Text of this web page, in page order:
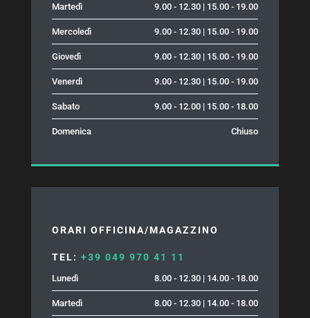
Martedì 9.00 - 12.30 | 15.00 - 19.00
Mercoledì 9.00 - 12.30 | 15.00 - 19.00
Giovedì 9.00 - 12.30 | 15.00 - 19.00
Venerdì 9.00 - 12.30 | 15.00 - 19.00
Sabato 9.00 - 12.00 | 15.00 - 18.00
Domenica Chiuso
ORARI OFFICINA/MAGAZZINO
TEL: +39 049 970 41 11
Lunedì 8.00 - 12.30 | 14.00 - 18.00
Martedì 8.00 - 12.30 | 14.00 - 18.00